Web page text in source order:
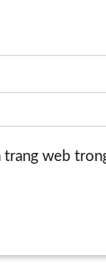
trang web